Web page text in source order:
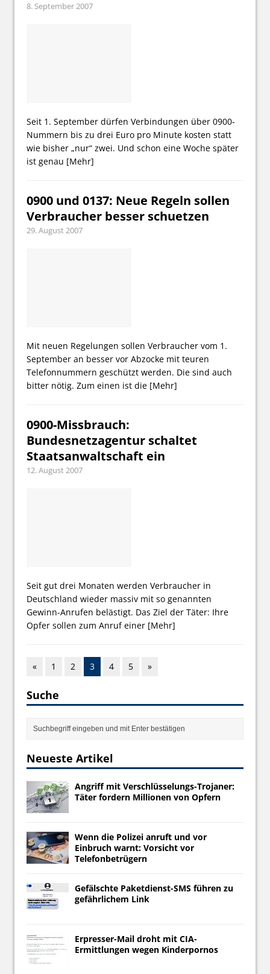
8. September 2007
Seit 1. September dürfen Verbindungen über 0900-
Nummern bis zu drei Euro pro Minute kosten statt
wie bisher „nur“ zwei. Und schon eine Woche später
ist genau [Mehr]
0900 und 0137: Neue Regeln sollen
Verbraucher besser schuetzen
29. August 2007
Mit neuen Regelungen sollen Verbraucher vom 1.
September an besser vor Abzocke mit teuren
Telefonnummern geschützt werden. Die sind auch
bitter nötig. Zum einen ist die [Mehr]
0900-Missbrauch:
Bundesnetzagentur schaltet
Staatsanwaltschaft ein
12. August 2007
Seit gut drei Monaten werden Verbraucher in
Deutschland wieder massiv mit so genannten
Gewinn-Anrufen belästigt. Das Ziel der Täter: Ihre
Opfer sollen zum Anruf einer [Mehr]
« 1 2 3 4 5 »
Suche
Neueste Artikel
Angriff mit Verschlüsselungs-Trojaner:
Täter fordern Millionen von Opfern
Wenn die Polizei anruft und vor
Einbruch warnt: Vorsicht vor
Telefonbetrügern
Gefälschte Paketdienst-SMS führen zu
gefährlichem Link
Erpresser-Mail droht mit CIA-
Ermittlungen wegen Kinderpornos